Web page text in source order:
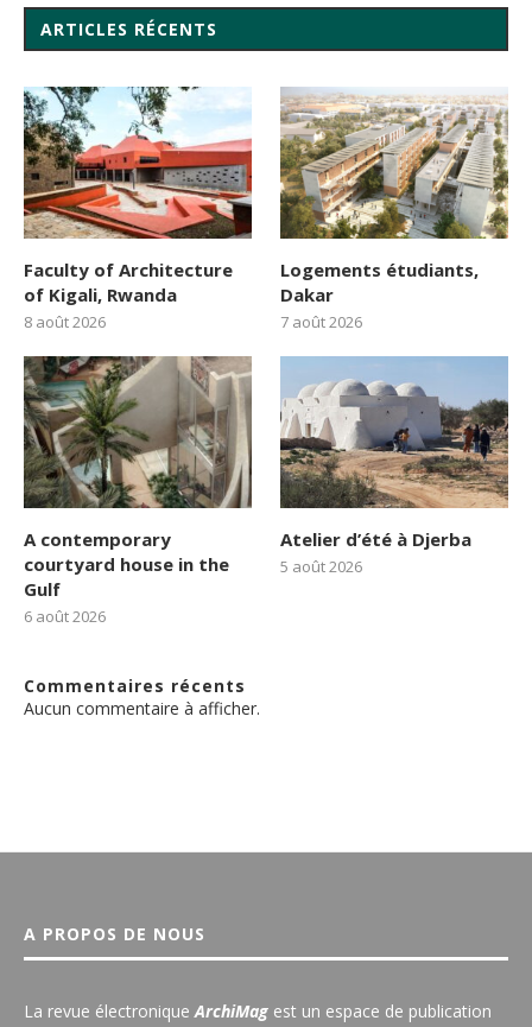
ARTICLES RÉCENTS
Faculty of Architecture
of Kigali, Rwanda
8 août 2026
Logements étudiants,
Dakar
7 août 2026
A contemporary
courtyard house in the
Gulf
6 août 2026
Atelier d’été à Djerba
5 août 2026
Commentaires récents
Aucun commentaire à afficher.
A PROPOS DE NOUS
La revue électronique ArchiMag est un espace de publication